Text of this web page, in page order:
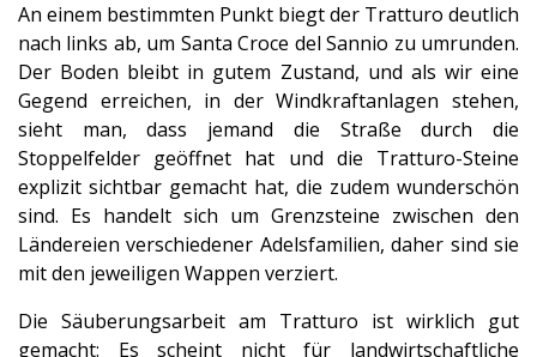
An einem bestimmten Punkt biegt der Tratturo deutlich
nach links ab, um Santa Croce del Sannio zu umrunden.
Der Boden bleibt in gutem Zustand, und als wir eine
Gegend erreichen, in der Windkraftanlagen stehen,
sieht man, dass jemand die Straße durch die
Stoppelfelder geöffnet hat und die Tratturo-Steine
explizit sichtbar gemacht hat, die zudem wunderschön
sind. Es handelt sich um Grenzsteine zwischen den
Ländereien verschiedener Adelsfamilien, daher sind sie
mit den jeweiligen Wappen verziert.
Die Säuberungsarbeit am Tratturo ist wirklich gut
gemacht: Es scheint nicht für landwirtschaftliche